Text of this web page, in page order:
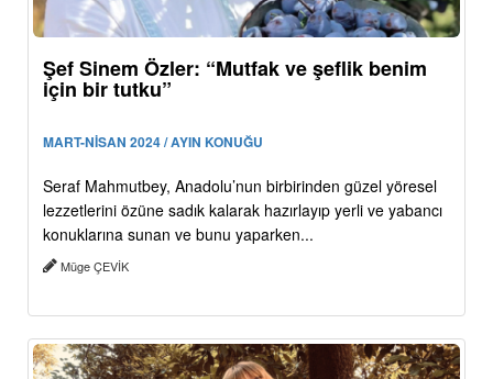
Şef Sinem Özler: “Mutfak ve şeflik benim
için bir tutku”
MART-NİSAN 2024 / AYIN KONUĞU
Seraf Mahmutbey, Anadolu’nun birbirinden güzel yöresel
lezzetlerini özüne sadık kalarak hazırlayıp yerli ve yabancı
konuklarına sunan ve bunu yaparken...
Müge ÇEVİK